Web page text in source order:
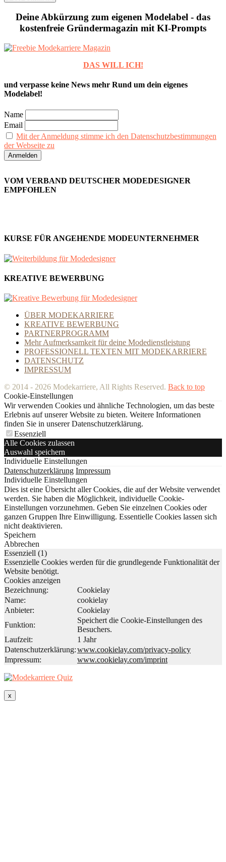
Deine Abkürzung zum eigenen Modelabel - das
kostenfreie Gründermagazin mit KI-Prompts
DAS WILL ICH!
und verpasse keine News mehr Rund um dein eigenes
Modelabel!
Name
Email
Mit der Anmeldung stimme ich den Datenschutzbestimmungen
der Webseite zu
VOM VERBAND DEUTSCHER MODEDESIGNER
EMPFOHLEN
KURSE FÜR ANGEHENDE MODEUNTERNEHMER
KREATIVE BEWERBUNG
ÜBER MODEKARRIERE
KREATIVE BEWERBUNG
PARTNERPROGRAMM
Mehr Aufmerksamkeit für deine Modedienstleistung
PROFESSIONELL TEXTEN MIT MODEKARRIERE
DATENSCHUTZ
IMPRESSUM
© 2014 - 2026 Modekarriere, All Rights Reserved. Back to top
Cookie-Einstellungen
Wir verwenden Cookies und ähnliche Technologien, um das beste
Erlebnis auf unserer Website zu bieten. Weitere Informationen
finden Sie in unserer Datenschutzerklärung.
Essenziell
Alle Cookies zulassen
Auswahl speichern
Individuelle Einstellungen
Datenschutzerklärung Impressum
Individuelle Einstellungen
Dies ist eine Übersicht aller Cookies, die auf der Website verwendet
werden. Sie haben die Möglichkeit, individuelle Cookie-
Einstellungen vorzunehmen. Geben Sie einzelnen Cookies oder
ganzen Gruppen Ihre Einwilligung. Essentielle Cookies lassen sich
nicht deaktivieren.
Speichern
Abbrechen
Essenziell (1)
Essenzielle Cookies werden für die grundlegende Funktionalität der
Website benötigt.
Cookies anzeigen
Bezeichnung:
Cookielay
Name:
cookielay
Anbieter:
Cookielay
Funktion:
Speichert die Cookie-Einstellungen des
Besuchers.
Laufzeit:
1 Jahr
Datenschutzerklärung:www.cookielay.com/privacy-policy
Impressum:
www.cookielay.com/imprint
x